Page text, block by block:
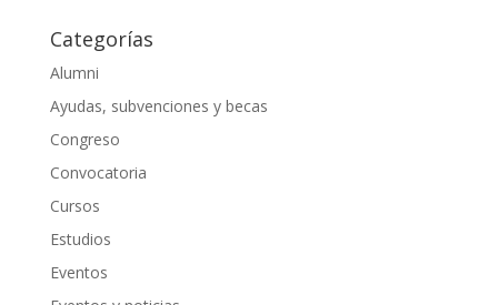
Categorías
Alumni
Ayudas, subvenciones y becas
Congreso
Convocatoria
Cursos
Estudios
Eventos